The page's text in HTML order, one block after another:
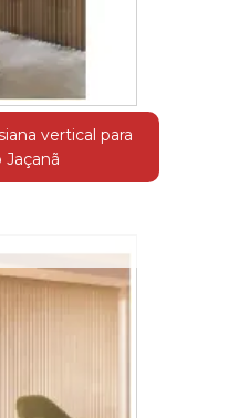
vertical para
Jaçanã